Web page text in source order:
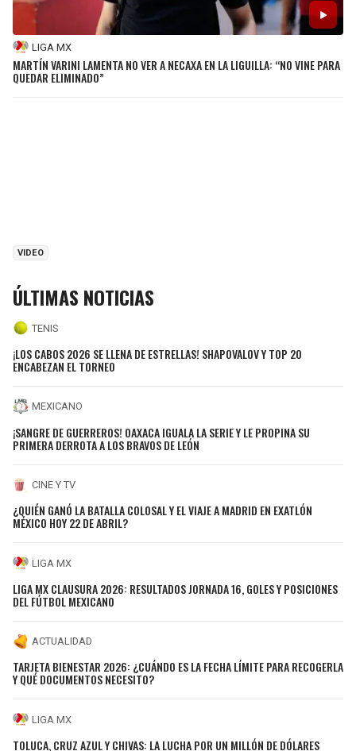
LIGA MX
MARTÍN VARINI LAMENTA NO VER A NECAXA EN LA LIGUILLA: “NO VINE PARA
QUEDAR ELIMINADO”
VIDEO
ÚLTIMAS NOTICIAS
TENIS
¡LOS CABOS 2026 SE LLENA DE ESTRELLAS! SHAPOVALOV Y TOP 20
ENCABEZAN EL TORNEO
MEXICANO
¡SANGRE DE GUERREROS! OAXACA IGUALA LA SERIE Y LE PROPINA SU
PRIMERA DERROTA A LOS BRAVOS DE LEÓN
CINE Y TV
¿QUIÉN GANÓ LA BATALLA COLOSAL Y EL VIAJE A MADRID EN EXATLÓN
MÉXICO HOY 22 DE ABRIL?
LIGA MX
LIGA MX CLAUSURA 2026: RESULTADOS JORNADA 16, GOLES Y POSICIONES
DEL FÚTBOL MEXICANO
ACTUALIDAD
TARJETA BIENESTAR 2026: ¿CUÁNDO ES LA FECHA LÍMITE PARA RECOGERLA
Y QUÉ DOCUMENTOS NECESITO?
LIGA MX
TOLUCA, CRUZ AZUL Y CHIVAS: LA LUCHA POR UN MILLÓN DE DÓLARES